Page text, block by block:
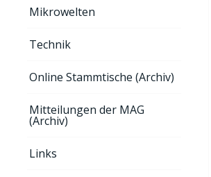
Mikrowelten
Technik
Online Stammtische (Archiv)
Mitteilungen der MAG
(Archiv)
Links